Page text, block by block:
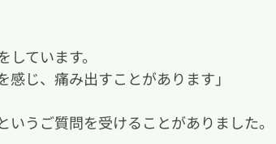
しています。
じ、痛み出すことがあります」
いうご質問を受けることがありました。